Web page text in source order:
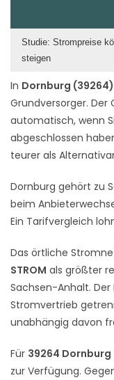
In Dornburg (39264)
Grundversorger.
automatisch, wenn
abgeschlossen
teurer als
Dornburg gehört zu
beim
Ein Tarifvergleich
Das örtliche
STROM als größter
Sachsen-Anhalt.
Stromvertrieb
unabhängig davon
Für 39264 Dornburg
zur Verfügung.
Studie: Strompreise
steigen